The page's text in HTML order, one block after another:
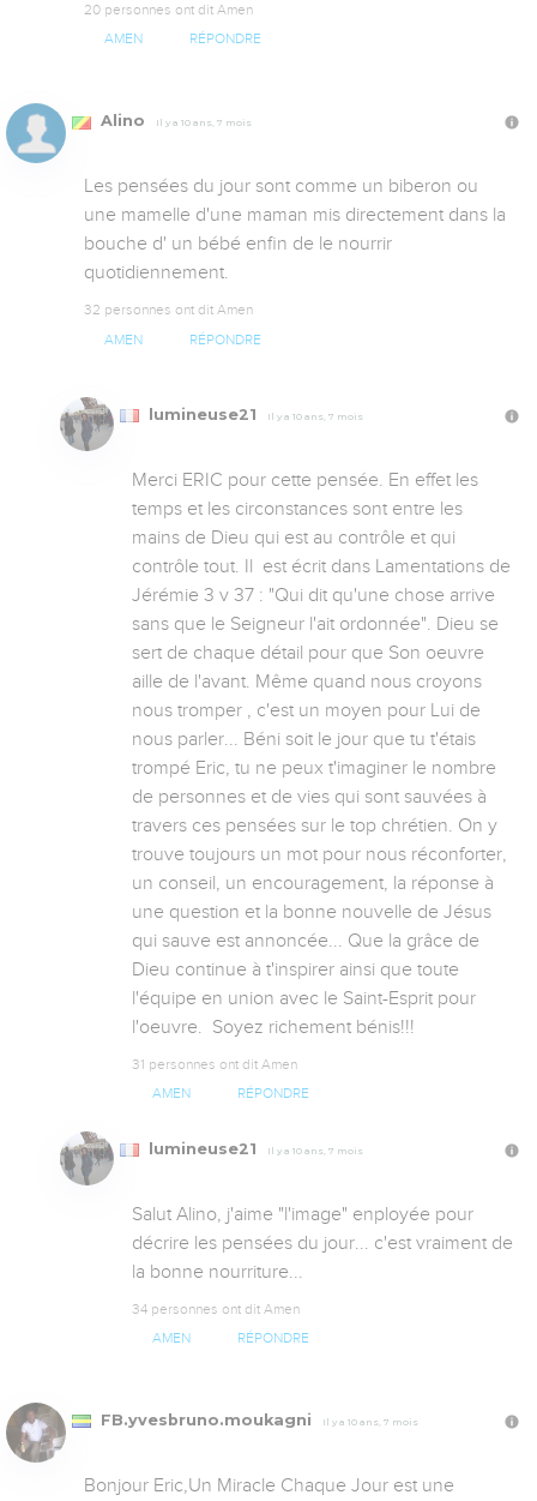
20 personnes ont dit Amen
AMEN RÉPONDRE
Alino Il y a 10 ans, 7 mois
Les pensées du jour sont comme un biberon ou
une mamelle d'une maman mis directement dans la
bouche d' un bébé enfin de le nourrir
quotidiennement.
32 personnes ont dit Amen
AMEN RÉPONDRE
lumineuse21 Il y a 10 ans, 7 mois
Merci ERIC pour cette pensée. En effet les
temps et les circonstances sont entre les
mains de Dieu qui est au contrôle et qui
contrôle tout. Il  est écrit dans Lamentations de
Jérémie 3 v 37 : "Qui dit qu'une chose arrive
sans que le Seigneur l'ait ordonnée". Dieu se
sert de chaque détail pour que Son oeuvre
aille de l'avant. Même quand nous croyons
nous tromper , c'est un moyen pour Lui de
nous parler... Béni soit le jour que tu t'étais
trompé Eric, tu ne peux t'imaginer le nombre
de personnes et de vies qui sont sauvées à
travers ces pensées sur le top chrétien. On y
trouve toujours un mot pour nous réconforter,
un conseil, un encouragement, la réponse à
une question et la bonne nouvelle de Jésus
qui sauve est annoncée... Que la grâce de
Dieu continue à t'inspirer ainsi que toute
l'équipe en union avec le Saint-Esprit pour
l'oeuvre.  Soyez richement bénis!!!
31 personnes ont dit Amen
AMEN RÉPONDRE
lumineuse21 Il y a 10 ans, 7 mois
Salut Alino, j'aime "l'image" enployée pour
décrire les pensées du jour... c'est vraiment de
la bonne nourriture...
34 personnes ont dit Amen
AMEN RÉPONDRE
FB.yvesbruno.moukagni Il y a 10 ans, 7 mois
Bonjour Eric,Un Miracle Chaque Jour est une